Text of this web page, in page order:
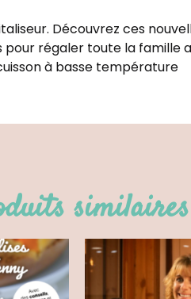
Découvrez ces
régaler toute la famille
à basse température
similaires